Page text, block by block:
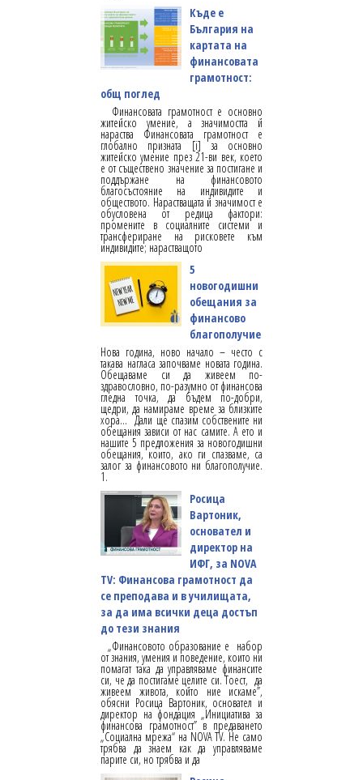
Къде е
България на
картата на
финансовата
грамотност:
общ поглед
Финансовата грамотност е основно
житейско умение, а значимостта й
нараства Финансовата грамотност е
глобално призната [i] за основно
житейско умение през 21-ви век, което
е от съществено значение за постигане и
поддържане на финансовото
благосъстояние на индивидите и
обществото. Нарастващата й значимост е
обусловена от редица фактори:
промените в социалните системи и
трансфериране на рисковете към
индивидите; нарастващото
5
новогодишни
обещания за
финансово
благополучие
Нова година, ново начало – често с
такава нагласа започваме новата година.
Обещаваме си да живеем по-
здравословно, по-разумно от финансова
гледна точка, да бъдем по-добри,
щедри, да намираме време за близките
хора... Дали ще спазим собствените ни
обещания зависи от нас самите. А ето и
нашите 5 предложения за новогодишни
обещания, които, ако ги спазваме, са
залог за финансовото ни благополучие.
1.
Росица
Вартоник,
основател и
директор на
ИФГ, за NOVA
TV: Финансова грамотност да
се преподава и в училищата,
за да има всички деца достъп
до тези знания
„Финансовото образование е набор
от знания, умения и поведение, които ни
помагат така да управляваме финансите
си, че да постигаме целите си. Тоест, да
живеем живота, който ние искаме”,
обясни Росица Вартоник, основател и
директор на фондация „Инициатива за
финансова грамотност” в предаването
„Социална мрежа“ на NOVA TV. Не само
трябва да знаем как да управляваме
парите си, но трябва и да